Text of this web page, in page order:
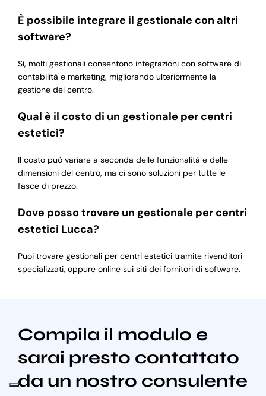
È possibile integrare il gestionale con altri
software?
Sì, molti gestionali consentono integrazioni con software di
contabilità e marketing, migliorando ulteriormente la
gestione del centro.
Qual è il costo di un gestionale per centri
estetici?
Il costo può variare a seconda delle funzionalità e delle
dimensioni del centro, ma ci sono soluzioni per tutte le
fasce di prezzo.
Dove posso trovare un gestionale per centri
estetici Lucca?
Puoi trovare gestionali per centri estetici tramite rivenditori
specializzati, oppure online sui siti dei fornitori di software.
Compila il modulo e
sarai presto contattato
da un nostro consulente